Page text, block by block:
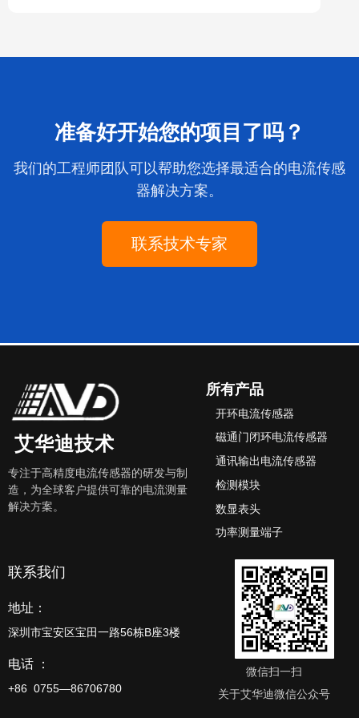
我们的工程师团队可以帮助您选择最适合的电流传感
器解决方案。
准备好开始您的项目了吗？
联系技术专家
专注于高精度电流传感器的研发与制
造，为全球客户提供可靠的电流测量
解决方案。
艾华迪技术
微信扫一扫
关于艾华迪微信公众号
所有产品
开环电流传感器
磁通门闭环电流传感器
通讯输出电流传感器
检测模块
数显表头
功率测量端子
地址：
深圳市宝安区宝田一路56栋B座3楼
电话 ：
+86 0755—86706780
联系我们